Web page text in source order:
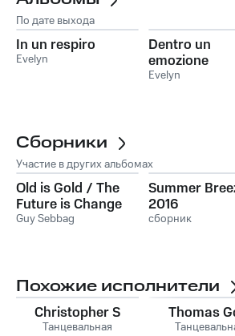
По дате выхода
In un respiro
Evelyn
Dentro un
emozione
Evelyn
Сборники
Участие в других альбомах
Old is Gold / The
Future is Change
Guy Sebbag
Summer
2016
сборник
Похожие исполнители
Christopher S
Танцевальная
Thomas